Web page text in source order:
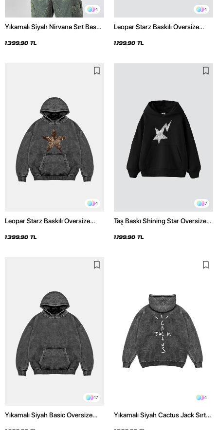
4
Yıkamalı Siyah Nirvana Sırt Baskılı
1.399,90 TL
4
Leopar Starz Baskılı Oversize
1.199,90 TL
4
Leopar Starz Baskılı Oversize
Hoodie
1.399,90 TL
7
Taş Baskı Shining Star Oversize
1.199,90 TL
17
Yıkamalı Siyah Basic Oversize
4
Yıkamalı Siyah Cactus Jack Sırt